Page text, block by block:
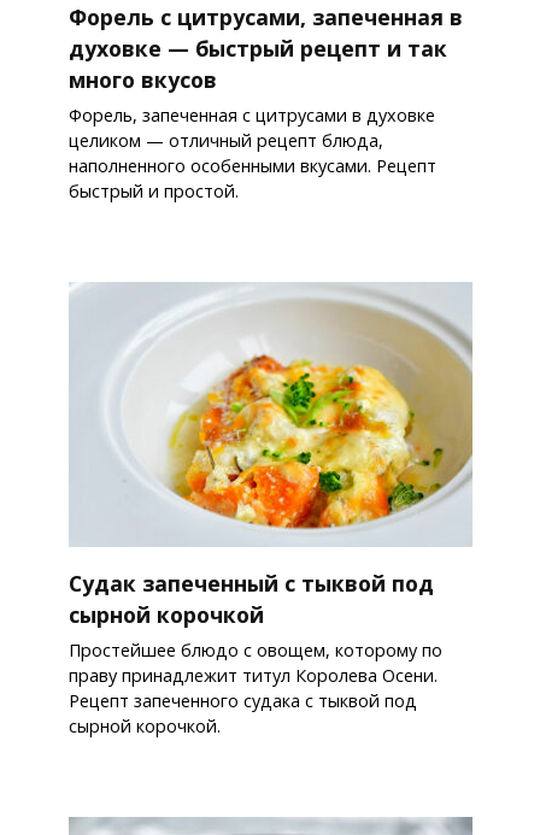
Форель с цитрусами, запеченная в
духовке — быстрый рецепт и так
много вкусов
Форель, запеченная с цитрусами в духовке
целиком — отличный рецепт блюда,
наполненного особенными вкусами. Рецепт
быстрый и простой.
Судак запеченный с тыквой под
сырной корочкой
Простейшее блюдо с овощем, которому по
праву принадлежит титул Королева Осени.
Рецепт запеченного судака с тыквой под
сырной корочкой.